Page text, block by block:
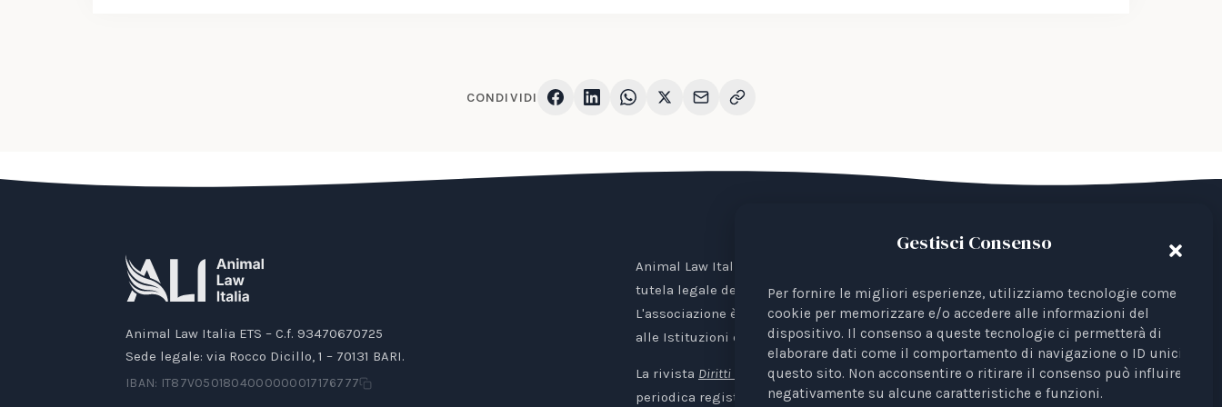
Gestisci Consenso
Per fornire le migliori esperienze, utilizziamo tecnologie come i
cookie per memorizzare e/o accedere alle informazioni del
dispositivo. Il consenso a queste tecnologie ci permetterà di
elaborare dati come il comportamento di navigazione o ID unici su
questo sito. Non acconsentire o ritirare il consenso può influire
negativamente su alcune caratteristiche e funzioni.
CONDIVIDI
Animal Law Italia ETS – C.f. 93470670725
Sede legale: via Rocco Dicillo, 1 – 70131 BARI.
IBAN: IT87V0501804000000017176777
Animal Law Italia è un Ente del Terzo Settore avente come finalità la
tutela legale degli animali. Iscrizione al RUNTS Rep. 4 del 01/03/2022.
L'associazione è riconosciuta come rappresentante di interessi davanti
alle Istituzioni europee.
La rivista Diritti degli Animali. Profili Etici, Scientifici e Giuridiciè testata
periodica registrata al Tribunale di Bari n. 8/2023 del 18/09/2023,